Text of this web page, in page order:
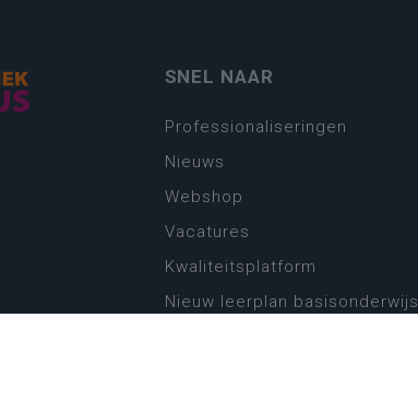
SNEL NAAR
Professionaliseringen
Nieuws
Webshop
Vacatures
Kwaliteitsplatform
Nieuw leerplan basisonderwijs